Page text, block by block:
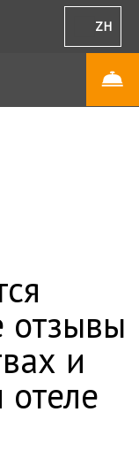
ZH
отзывы
и